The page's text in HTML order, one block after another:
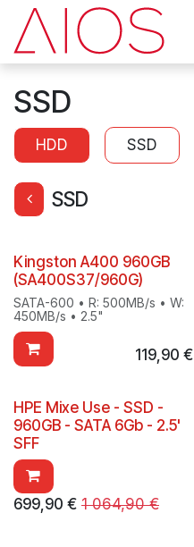
Se rendre au contenu
SSD
HDD SSD
SSD
Kingston A400 960GB
(SA400S37/960G)
SATA-600 • R: 500MB/s • W:
450MB/s • 2.5"
119,90 €
HPE Mixe Use - SSD -
960GB - SATA 6Gb - 2.5'
SFF
699,90 € 1 064,90€